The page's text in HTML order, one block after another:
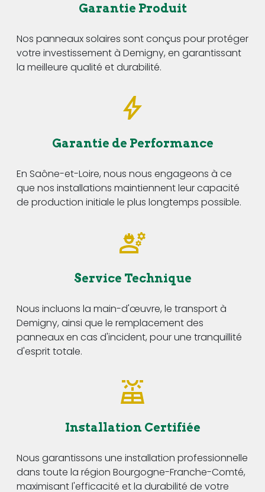
Garantie Produit
Nos panneaux solaires sont conçus pour protéger
votre investissement à Demigny, en garantissant
la meilleure qualité et durabilité.
Garantie de Performance
En Saône-et-Loire, nous nous engageons à ce
que nos installations maintiennent leur capacité
de production initiale le plus longtemps possible.
Service Technique
Nous incluons la main-d'œuvre, le transport à
Demigny, ainsi que le remplacement des
panneaux en cas d'incident, pour une tranquillité
d'esprit totale.
Installation Certifiée
Nous garantissons une installation professionnelle
dans toute la région Bourgogne-Franche-Comté,
maximisant l'efficacité et la durabilité de votre